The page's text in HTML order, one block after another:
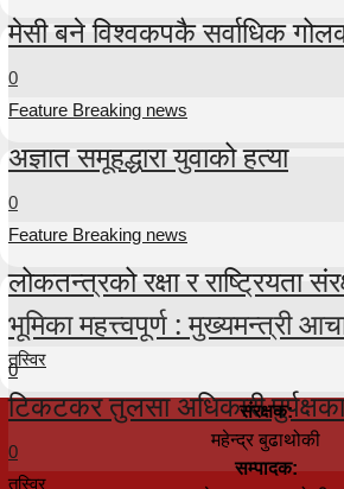
मेसी बने विश्वकपकै सर्वाधिक
0
Feature Breaking news
अज्ञात समूहद्धारा युवाको हत्या
0
Feature Breaking news
लोकतन्त्रको रक्षा र राष्ट्रियता
भूमिका महत्त्वपूर्ण : मुख्यमन्त्री
0
तस्विर
टिकटकर तुलसा अधिकारी
0
तस्विर
संरक्षक:
महेन्द्र बुढाथोकी
सम्पादक: